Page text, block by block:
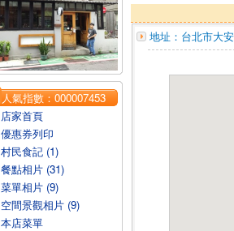
人氣指數：000007453
店家首頁
優惠券列印
村民食記 (1)
餐點相片 (31)
菜單相片 (9)
空間景觀相片 (9)
本店菜單
地址： 台北市大